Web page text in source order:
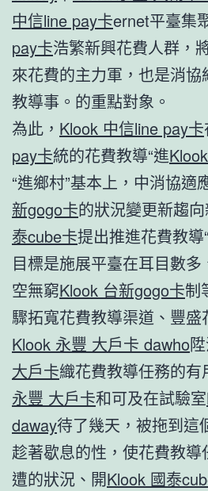
中信line pay卡ernet平臺集
pay卡浩繁新興花費人群，
來花費的主力軍，也是消
教導事。的重點對象。
為此， Klook 中信line pay卡
pay卡統的花費教導“進
“進鄉村”基本上，中消協適
新gogo卡的狀況變更新趨向
泰cube卡提出推進花費教導
目標是施展平臺在耳目數
空無窮Klook 台新gogo卡制
驟拓寬花費教導渠道、豐
Klook 永豐 大戶卡 dawho
大戶卡織花費教導任務的有
永豐 大戶卡和可及在試驗室
daway待了幾天，被拖到這
趁著歇息的性，使花費教導
遭的狀況、開Klook 國泰